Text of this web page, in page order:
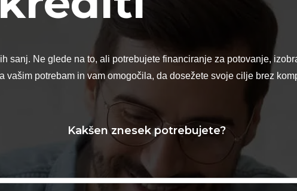
sanj. Ne glede na to, ali potrebujete financiranje za potovanje,
vašim potrebam in vam omogočila, da dosežete svoje cilje brez
Kakšen znesek potrebujete?